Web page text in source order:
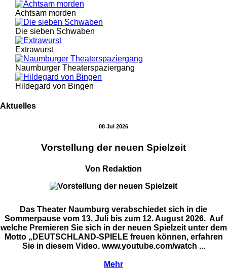
Achtsam morden
Die sieben Schwaben
Extrawurst
Naumburger Theaterspaziergang
Hildegard von Bingen
Aktuelles
08 Jul 2026
Vorstellung der neuen Spielzeit
Von Redaktion
Das Theater Naumburg verabschiedet sich in die
Sommerpause vom 13. Juli bis zum 12. August 2026. Auf
welche Premieren Sie sich in der neuen Spielzeit unter dem
Motto „DEUTSCHLAND-SPIELE freuen können, erfahren
Sie in diesem Video. www.youtube.com/watch ...
Mehr